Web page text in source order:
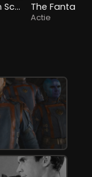
The Phoenician Scheme
Actie